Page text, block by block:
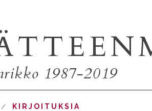
1987-2019
KIRJOITUKSIA